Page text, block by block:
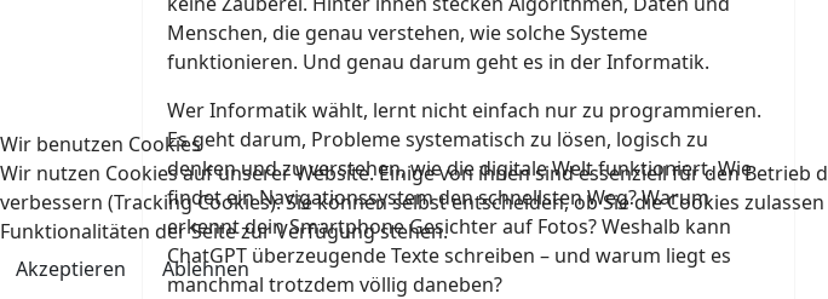
Menschen, die genau verstehen, wie solche Systeme
funktionieren. Und genau darum geht es in der Informatik.
Wer Informatik wählt, lernt nicht einfach nur zu programmieren.
Es geht darum, Probleme systematisch zu lösen, logisch zu
denken und zu verstehen, wie die digitale Welt funktioniert. Wie
findet ein Navigationssystem den schnellsten Weg? Warum
erkennt dein Smartphone Gesichter auf Fotos? Weshalb kann
ChatGPT überzeugende Texte schreiben – und warum liegt es
manchmal trotzdem völlig daneben?
Wir benutzen Cookies
Wir nutzen Cookies auf unserer Website. Einige von ihnen sind essenziell für den
verbessern (Tracking Cookies). Sie können selbst entscheiden, ob Sie die Cookies
Funktionalitäten der Seite zur Verfügung stehen.
Akzeptieren
Ablehnen